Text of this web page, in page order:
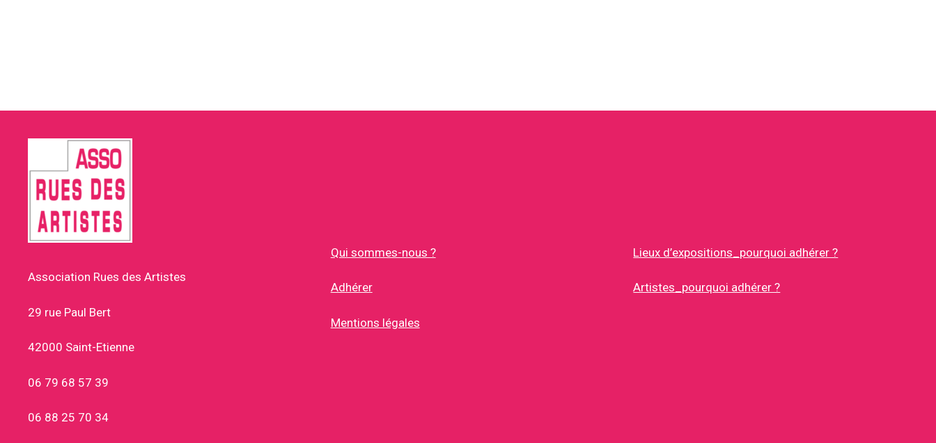
Association Rues des Artistes
29 rue Paul Bert
42000 Saint-Etienne
06 79 68 57 39
06 88 25 70 34
Qui sommes-nous ?
Adhérer
Mentions légales
Lieux d’expositions_pourquoi adhérer ?
Artistes_pourquoi adhérer ?